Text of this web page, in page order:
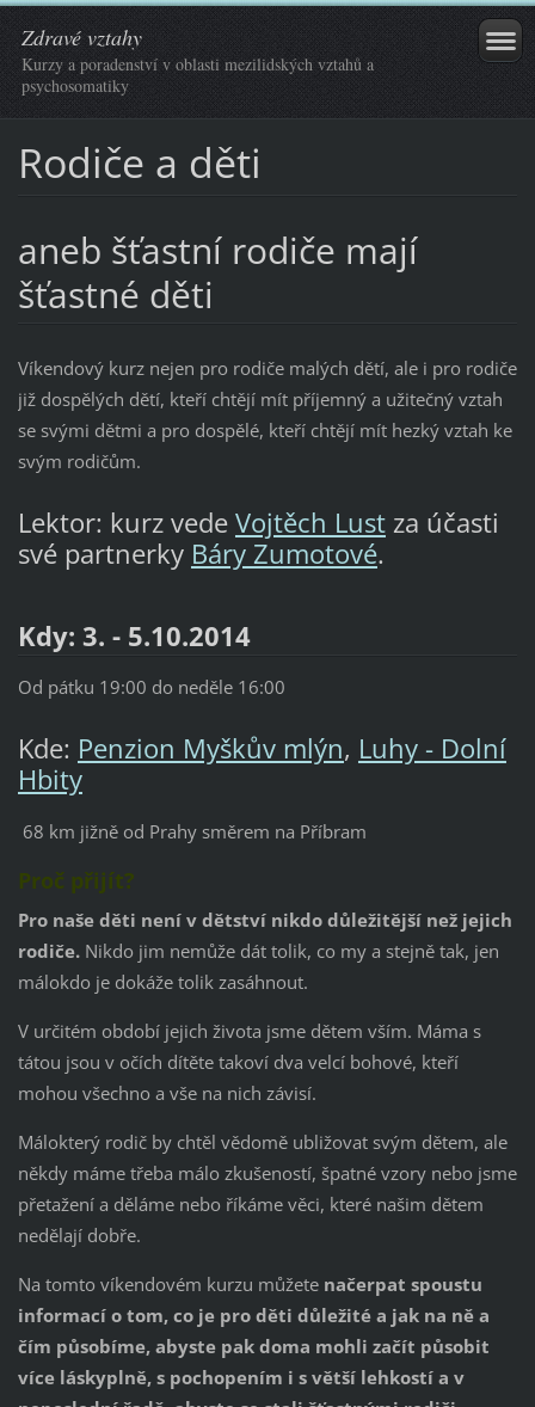
Zdravé vztahy
Kurzy a poradenství v oblasti mezilidských vztahů a
psychosomatiky
Rodiče a děti
aneb šťastní rodiče mají
šťastné děti
Víkendový kurz nejen pro rodiče malých dětí, ale i pro rodiče
již dospělých dětí, kteří chtějí mít příjemný a užitečný vztah
se svými dětmi a pro dospělé, kteří chtějí mít hezký vztah ke
svým rodičům.
Lektor: kurz vedeVojtěch Lustza účasti
své partnerky Báry Zumotové.
Kdy: 3. - 5.10.2014
Od pátku 19:00 do neděle 16:00
Kde: Penzion Myškův mlýn, Luhy - Dolní
Hbity
68 km jižně od Prahy směrem na Příbram
Proč přijít?
Pro naše děti není v dětství nikdo důležitější než jejich
rodiče.Nikdo jim nemůže dát tolik, co my a stejně tak, jen
málokdo je dokáže tolik zasáhnout.
V určitém období jejich života jsme dětem vším. Máma s
tátou jsou v očích dítěte takoví dva velcí bohové, kteří
mohou všechno a vše na nich závisí.
Málokterý rodič by chtěl vědomě ubližovat svým dětem, ale
někdy máme třeba málo zkušeností, špatné vzory nebo jsme
přetažení a děláme nebo říkáme věci, které našim dětem
nedělají dobře.
Na tomto víkendovém kurzu můžete načerpat spoustu
informací o tom, co je pro děti důležité a jak na ně a
čím působíme, abyste pak doma mohli začít působit
více láskyplně, s pochopením i s větší lehkostí a v